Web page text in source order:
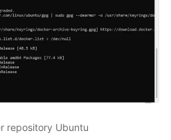
repository Ubuntu